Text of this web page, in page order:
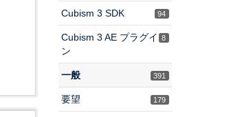
94
Cubism 3 SDK
8
Cubism 3 AE プラグイ
ン
391
一般
179
要望